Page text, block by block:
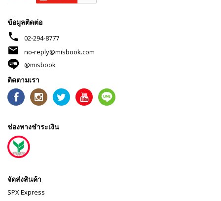
ข้อมูลติดต่อ
phone 02-294-8777
mail
no-reply@misbook.com
@misbook
ติดตามเรา
ช่องทางชำระเงิน
จัดส่งสินค้า
SPX Express